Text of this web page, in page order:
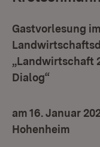
Gastvorlesung
„Landwirtschaft
Dialog“
am 16. Januar
Hohenheim